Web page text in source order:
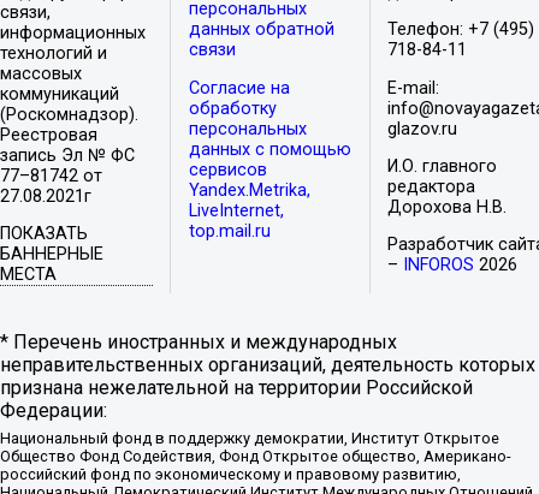
связи,
информационных
технологий и
массовых
коммуникаций
(Роскомнадзор).
Реестровая
запись Эл № ФС
77–81742 от
27.08.2021г
ПОКАЗАТЬ
БАННЕРНЫЕ
МЕСТА
персональных
данных обратной
связи
Согласие на
обработку
персональных
данных с помощью
сервисов
Yandex.Metrika,
LiveInternet,
top.mail.ru
Телефон: +7 (495)
718-84-11
E-mail:
glazov.ru
И.О. главного
редактора
Дорохова Н.В.
Разработчик
–
INFOROS 2026
* Перечень иностранных и международных
неправительственных организаций, деятельность которых
признана нежелательной на территории Российской
Федерации:
Национальный фонд в поддержку демократии, Институт Открытое
Общество Фонд Содействия, Фонд Открытое общество, Американо-
российский фонд по экономическому и правовому развитию,